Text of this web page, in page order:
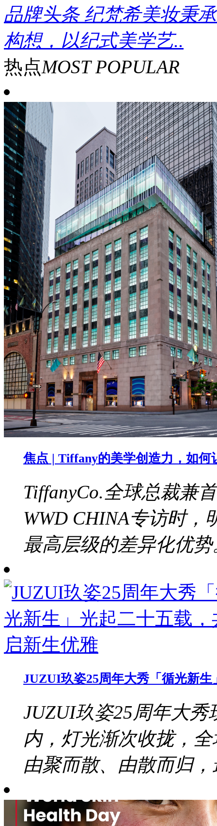
品牌头条 纪梵希美妆秉
构想，以纪式美学艺..
热点MOST POPULAR
焦点 | Tiffany的美学创造力，如何
TiffanyCo.全球总裁兼
WWD CHINA专访时
最高层级的差异化优势
JUZUI玖姿25周年大秀「循光新
JUZUI玖姿25周年大秀
内，灯光渐次收拢，
由聚而散、由散而归